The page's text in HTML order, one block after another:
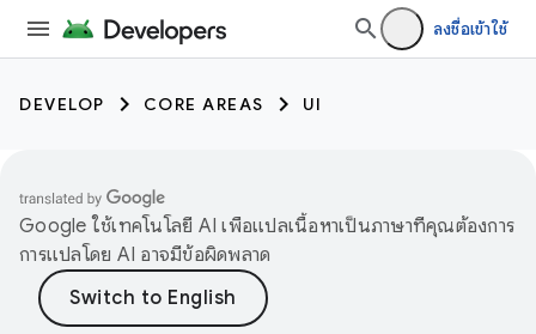
ลงชื่อเข้าใช้
DEVELOP CORE AREAS UI
Google ใช้เทคโนโลยี AI เพื่อแปลเนื้อหาเป็นภาษาที่คุณต้องการ
การแปลโดย AI อาจมีข้อผิดพลาด